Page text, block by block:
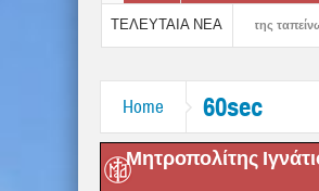
ΤΕΛΕΥΤΑΙΑ ΝΕΑ
δείχνει τον δρόμο της ταπείνωσης και της
Home 60sec
Μητροπολίτης